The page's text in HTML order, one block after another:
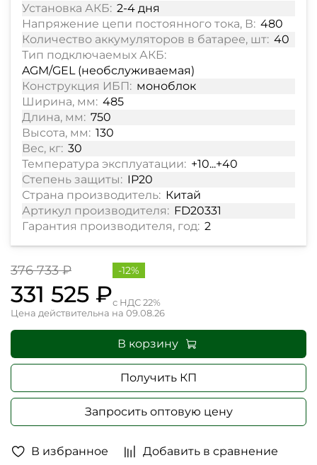
В избранное
Добавить в сравнение
Установка АКБ: 2-4 дня
Напряжение цепи постоянного тока, В: 480
Количество аккумуляторов в батарее, шт: 40
Тип подключаемых АКБ:
AGM/GEL (необслуживаемая)
Конструкция ИБП: моноблок
Ширина, мм: 485
Длина, мм: 750
Высота, мм: 130
Вес, кг: 30
Температура эксплуатации: +10...+40
Степень защиты: IP20
Страна производитель: Китай
Артикул производителя: FD20331
Гарантия производителя, год: 2
376 733 ₽
331 525 ₽
Цена действительна на 09.08.26
с НДС 22%
-12%
В корзину
Получить КП
Запросить оптовую цену